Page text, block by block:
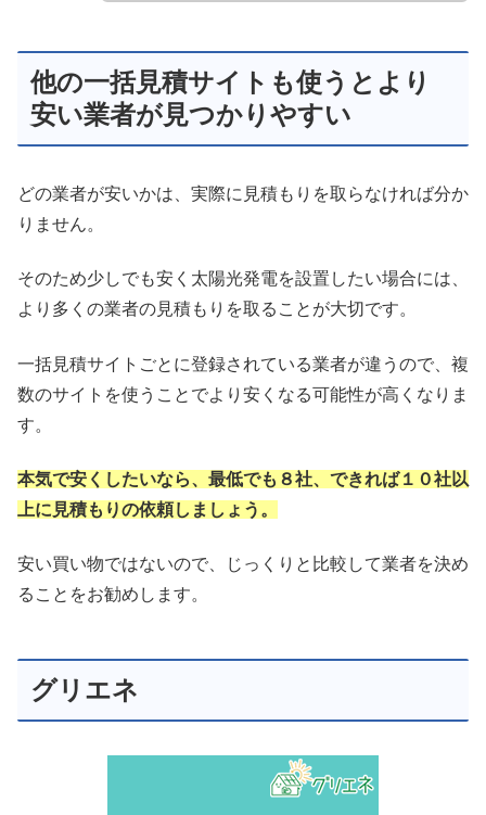
他の一括見積サイトも使うとより
安い業者が見つかりやすい
どの業者が安いかは、実際に見積もりを取らなければ分か
りません。
そのため少しでも安く太陽光発電を設置したい場合には、
より多くの業者の見積もりを取ることが大切です。
一括見積サイトごとに登録されている業者が違うので、複
数のサイトを使うことでより安くなる可能性が高くなりま
す。
本気で安くしたいなら、最低でも８社、できれば１０社以
上に見積もりの依頼しましょう。
安い買い物ではないので、じっくりと比較して業者を決め
ることをお勧めします。
グリエネ